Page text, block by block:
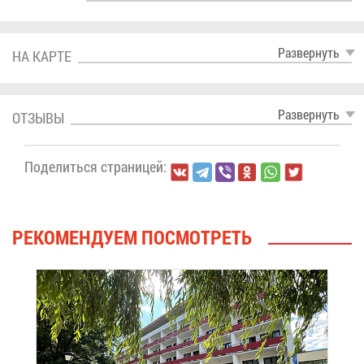
Раз­вер­нуть
НА КАР­ТЕ
Раз­вер­нуть
ОТ­ЗЫ­ВЫ
По­де­лить­ся стра­ни­цей:
РЕ­КО­МЕН­ДУ­ЕМ ПО­СМОТ­РЕТЬ